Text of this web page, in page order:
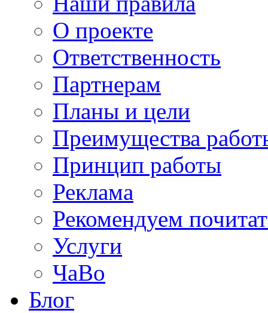
О проекте
Ответственность
Партнерам
Планы и цели
Преимущества
Принцип работы
Реклама
Рекомендуем
Услуги
ЧаВо
Блог